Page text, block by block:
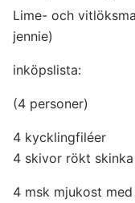
Lime- och
jennie)
inköpslista:
(4 personer)
4 kycklingfiléer
4 skivor rökt skinka
4 msk mjukost